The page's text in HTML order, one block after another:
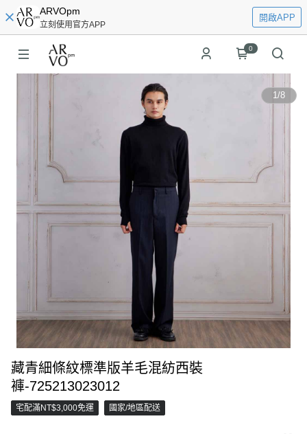
ARVOpm
立刻使用官方APP
開啟APP
0
1/8
藏青細條紋標準版羊毛混紡西裝
褲-725213023012
宅配滿NT$3,000免運 國家/地區配送